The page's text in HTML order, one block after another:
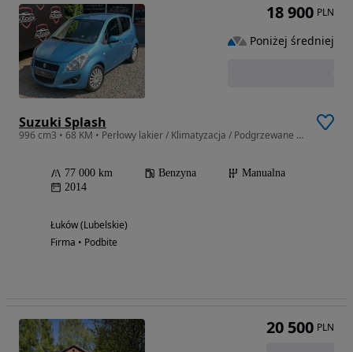
Suzuki Splash
996 cm3 • 68 KM • Perłowy lakier / Klimatyzacja / Podgrzewane fotele
77 000 km Benzyna
Manualna
2014
Łuków (Lubelskie)
Firma • Podbite
18 900 PLN
Poniżej średniej
20 500 PLN